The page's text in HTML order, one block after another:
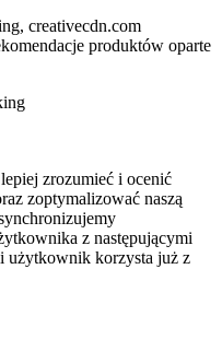
creativecdn.com
produktów oparte
zrozumieć i ocenić
zoptymalizować naszą
z następującymi
użytkownik korzysta już z